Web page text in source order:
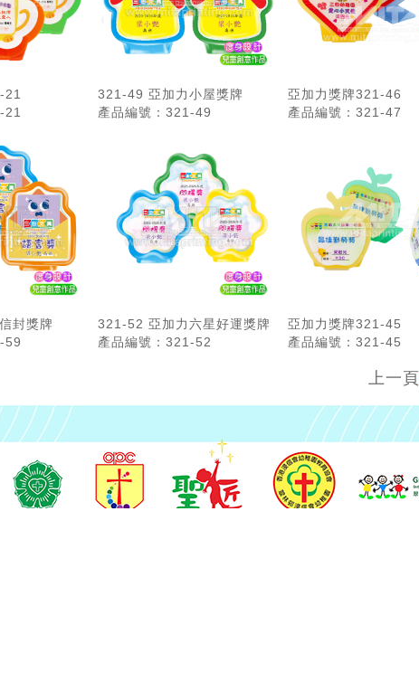
21
21
321-49 亞加力小屋獎牌
產品編號：321-49
亞加力獎牌321-46
產品編號：321-47
封獎牌
59
321-52 亞加力六星好運獎牌
產品編號：321-52
亞加力獎牌321-45
產品編號：321-45
上一頁